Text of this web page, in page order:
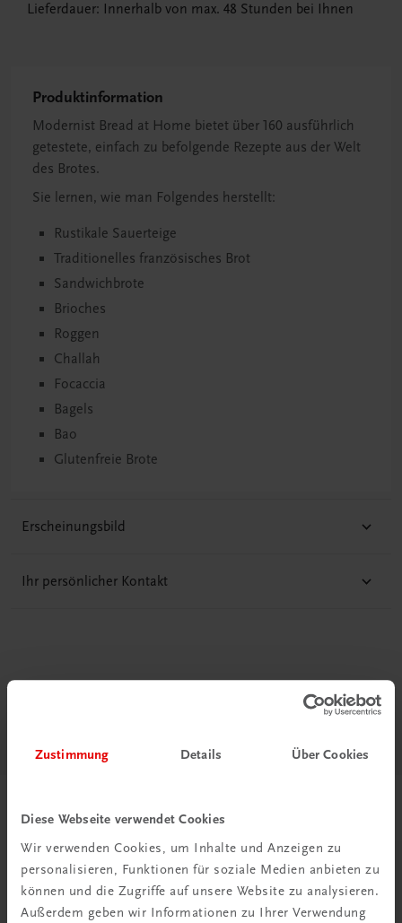
Zustimmung Details Über Cookies
Diese Webseite verwendet Cookies
Wir verwenden Cookies, um Inhalte und Anzeigen zu
personalisieren, Funktionen für soziale Medien anbieten zu
können und die Zugriffe auf unsere Website zu analysieren.
Außerdem geben wir Informationen zu Ihrer Verwendung
Lieferdauer: Innerhalb von max. 48 Stunden bei Ihnen
Produktinformation
Modernist Bread at Home bietet über 160 ausführlich
getestete, einfach zu befolgende Rezepte aus der Welt
des Brotes.
Sie lernen, wie man Folgendes herstellt:
Rustikale Sauerteige
Traditionelles französisches Brot
Sandwichbrote
Brioches
Roggen
Challah
Focaccia
Bagels
Bao
Glutenfreie Brote
Erscheinungsbild
Ihr persönlicher Kontakt
Passende Produkte